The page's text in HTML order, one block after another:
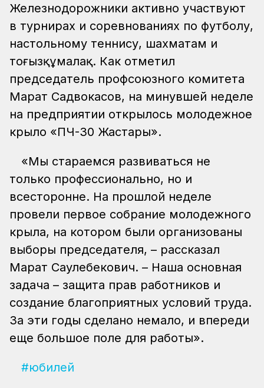
Железнодорожники активно участвуют
в турнирах и соревнованиях по футболу,
настольному теннису, шахматам и
тоғызқұмалақ. Как отметил
председатель профсоюзного комитета
Марат Садвокасов, на минувшей неделе
на предприятии открылось молодежное
крыло «ПЧ-30 Жастары».
«Мы стараемся развиваться не
только профессионально, но и
всесторонне. На прошлой неделе
провели первое собрание молодежного
крыла, на котором были организованы
выборы председателя, – рассказал
Марат Саулебекович. – Наша основная
задача – защита прав работников и
создание благоприятных условий труда.
За эти годы сделано немало, и впереди
еще большое поле для работы».
#юбилей